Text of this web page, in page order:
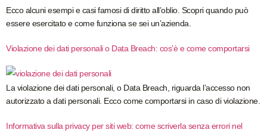
Ecco alcuni esempi e casi famosi di diritto all’oblio. Scopri quando può
essere esercitato e come funziona se sei un’azienda.
Violazione dei dati personali o Data Breach: cos’è e come comportarsi
La violazione dei dati personali, o Data Breach, riguarda l’accesso non
autorizzato a dati personali. Ecco come comportarsi in caso di violazione.
Informativa sulla privacy per siti web: come scriverla senza errori nel